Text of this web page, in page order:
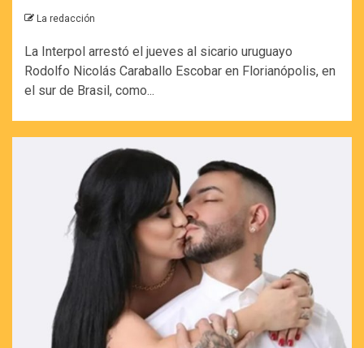
La redacción
La Interpol arrestó el jueves al sicario uruguayo
Rodolfo Nicolás Caraballo Escobar en Florianópolis, en
el sur de Brasil, como...